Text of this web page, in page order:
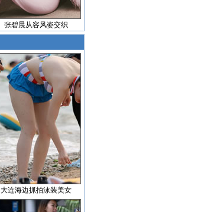
张碧晨从容风姿交织
大连海边抓拍泳装美女